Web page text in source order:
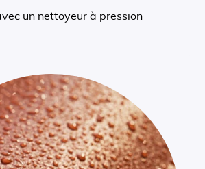
un nettoyeur à pression